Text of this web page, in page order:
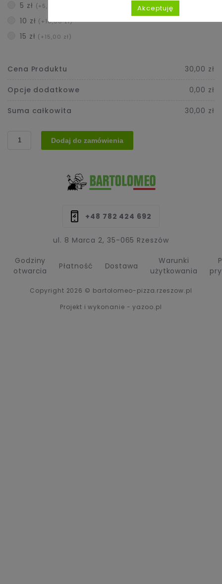
5 zł (+5,00 zł)
10 zł (+10,00 zł)
15 zł (+15,00 zł)
Cena Produktu 30,00 zł
Opcje dodatkowe 0,00 zł
Suma całkowita 30,00 zł
ilość
Dodaj do zamówienia
+48 782 424 692
ul. 8 Marca 2, 35-065 Rzeszów
Godziny
otwarcia
Płatność Dostawa
Warunki
użytkowania
Copyright 2026 © bartolomeo-pizza.rzeszow.pl
Projekt i wykonanie - yazoo.pl
Akceptuję